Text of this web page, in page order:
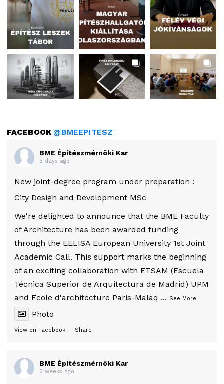
FACEBOOK@BMEEPITESZ
BME Építészmérnöki Kar
5 days ago
New joint-degree program under preparation :
City Design and Development MSc
We're delighted to announce that the BME Faculty
of Architecture has been awarded funding
through the EELISA European University 1st Joint
Academic Call. This support marks the beginning
of an exciting collaboration with ETSAM (Escuela
Técnica Superior de Arquitectura de Madrid) UPM
and Ecole d'architecture Paris-Malaq ... See More
Photo
View on Facebook · Share
BME Építészmérnöki Kar
2 weeks ago